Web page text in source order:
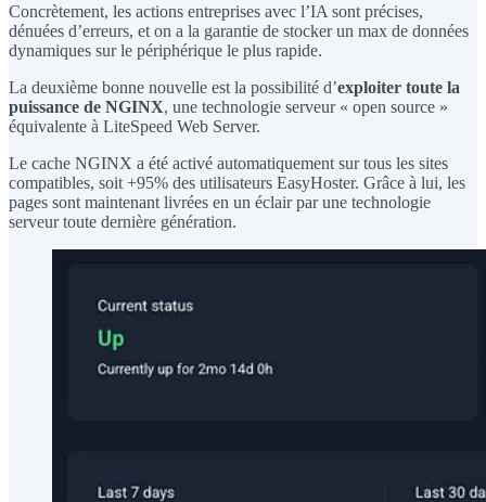
Concrètement, les actions entreprises avec l’IA sont précises,
dénuées d’erreurs, et on a la garantie de stocker un max de données
dynamiques sur le périphérique le plus rapide.
La deuxième bonne nouvelle est la possibilité d’exploiter toute la
puissance de NGINX, une technologie serveur « open source »
équivalente à LiteSpeed Web Server.
Le cache NGINX a été activé automatiquement sur tous les sites
compatibles, soit +95% des utilisateurs EasyHoster. Grâce à lui, les
pages sont maintenant livrées en un éclair par une technologie
serveur toute dernière génération.